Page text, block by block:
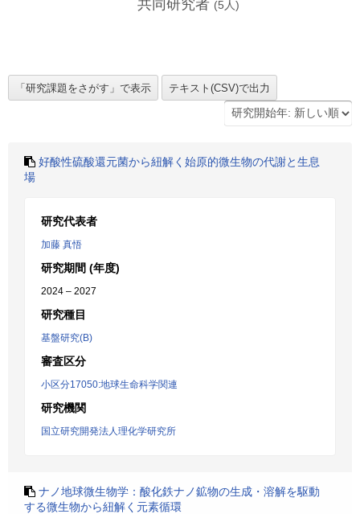
共同研究者 (5 人)
好酸性硫酸還元菌から紐解く始原的微生物の代謝と生息
場
研究代表者
加藤 真悟
研究期間 (年度)
2024 – 2027
研究種目
基盤研究(B)
審査区分
小区分17050:地球生命科学関連
研究機関
国立研究開発法人理化学研究所
ナノ地球微生物学：酸化鉄ナノ鉱物の生成・溶解を駆動
する微生物から紐解く元素循環